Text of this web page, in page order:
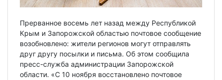
Прерванное восемь лет назад между Республикой
Крым и Запорожской областью почтовое сообщение
возобновлено: жители регионов могут отправлять
друг другу посылки и письма. Об этом сообщила
пресс-служба администрации Запорожской
области. «С 10 ноября восстановлено почтовое